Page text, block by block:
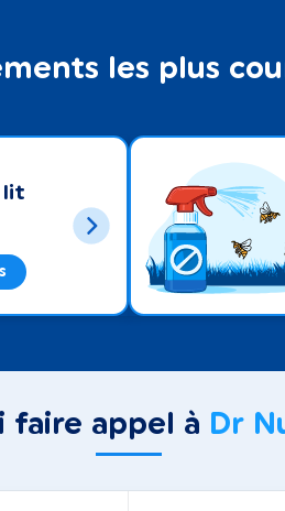
les plus
lit
faire appel à Dr